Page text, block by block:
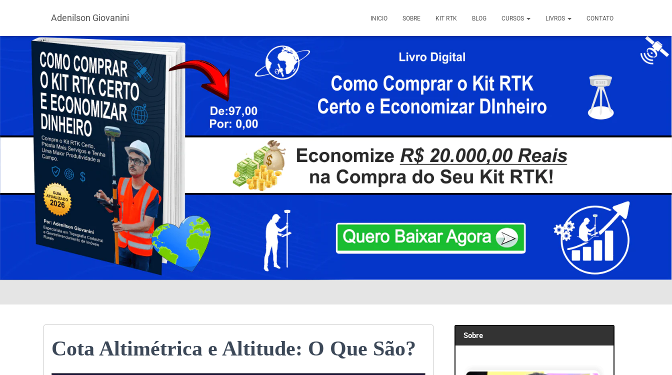
Adenilson Giovanini INICIO SOBRE KIT RTK BLOG CURSOS LIVROS CONTATO
Cota Altimétrica e Altitude: O Que São?
Sobre